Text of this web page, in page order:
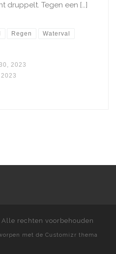
druppelt. Tegen een […]
Regen Waterval
2023
Alle rechten voorbehouden
met de Customizr thema